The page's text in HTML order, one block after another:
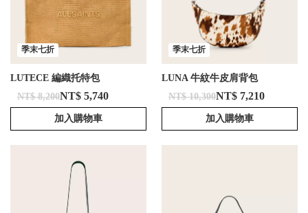
季末七折
LUTECE 編織托特包
NT$ 8,200NT$ 5,740
加入購物車
季末七折
LUNA 牛紋牛皮肩背包
NT$ 10,300NT$ 7,210
加入購物車